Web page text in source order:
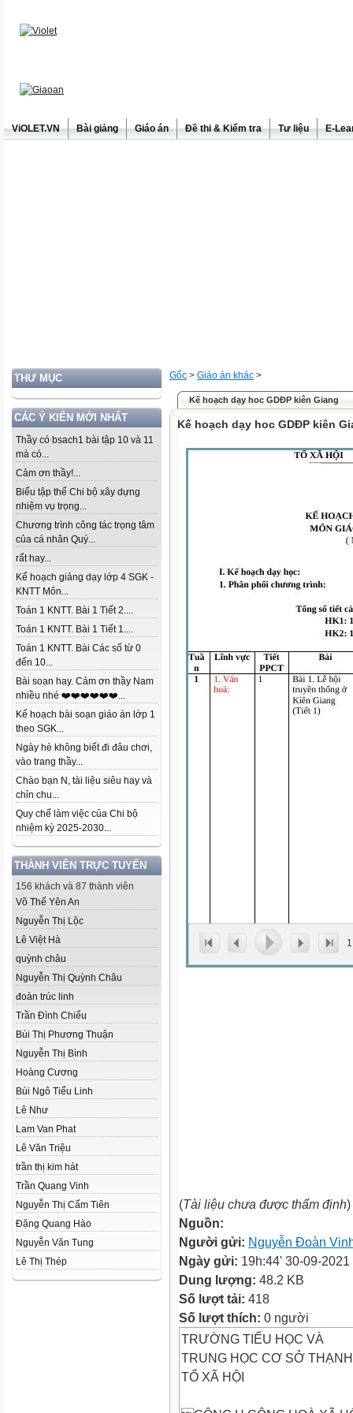
ViOLET.VN Bài giảng Giáo án Đề thi & Kiểm tra Tư liệu E-
THƯ MỤC
CÁC Ý KIẾN MỚI NHẤT
Thầy có bsach1 bài tập 10 và 11
mà có...
Cảm ơn thầy!...
Biểu tập thể Chi bộ xây dựng
nhiệm vụ trọng...
Chương trình công tác trọng tâm
của cá nhân Quý...
rất hay...
Kế hoạch giảng dạy lớp 4 SGK -
KNTT Môn...
Toán 1 KNTT. Bài 1 Tiết 2....
Toán 1 KNTT. Bài 1 Tiết 1....
Toán 1 KNTT. Bài Các số từ 0
đến 10...
Bài soạn hay. Cảm ơn thầy Nam
nhiều nhé ❤️❤️❤️❤️❤️❤️...
Kế hoạch bài soạn giáo án lớp 1
theo SGK...
Ngày hè không biết đi đâu chơi,
vào trang thầy...
Chào bạn N, tài liệu siêu hay và
chỉn chu...
Quy chế làm việc của Chi bộ
nhiệm kỳ 2025-2030...
THÀNH VIÊN TRỰC TUYẾN
156 khách và 87 thành viên
Võ Thế Yên An
Nguyễn Thị Lộc
Lê Việt Hà
quỳnh châu
Nguyễn Thị Quỳnh Châu
đoàn trúc linh
Trần Đình Chiểu
Bùi Thị Phương Thuận
Nguyễn Thị Bình
Hoàng Cương
Bùi Ngô Tiểu Linh
Lê Như
Lam Van Phat
Lê Văn Triệu
trần thị kim hát
Trần Quang Vinh
Nguyễn Thị Cẩm Tiên
Đặng Quang Hào
Nguyễn Văn Tung
Lê Thị Thép
Gốc > Giáo án khác >
Kế hoạch dạy hoc GDĐP kiên Giang
Kế hoạch dạy hoc GDĐP kiên
1
(Tài liệu chưa được thẩm định)
Nguồn:
Người gửi: Nguyễn Đoàn
Ngày gửi: 19h:44' 30-09-2021
Dung lượng: 48.2 KB
Số lượt tải: 418
Số lượt thích: 0 người
TRƯỜNG TIỂU HỌC VÀ
TRUNG HỌC CƠ SỞ
TỔ XÃ HỘI